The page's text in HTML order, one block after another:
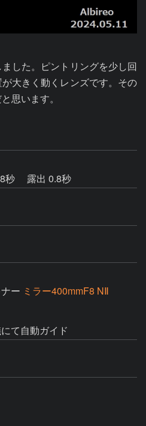
した。ピントリングを少し回
大きく動くレンズです。その
思います。
秒
露出 0.8秒
ー ミラー400mmF8 NⅡ
て自動ガイド